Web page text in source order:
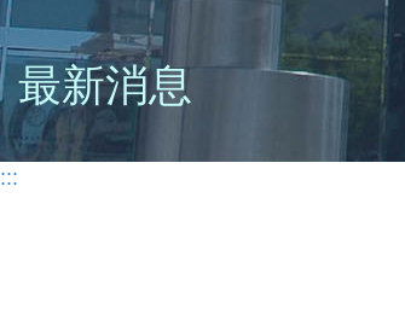
最新消息
:::